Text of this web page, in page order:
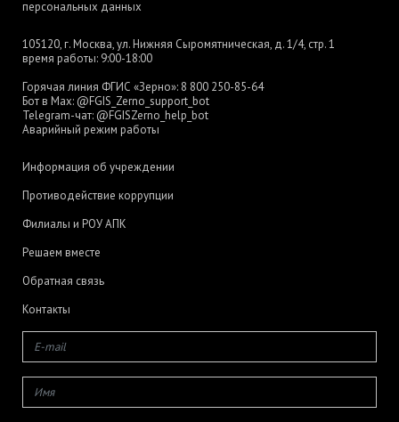
персональных данных
105120, г. Москва, ул. Нижняя Сыромятническая, д. 1/4, стр. 1
время работы: 9:00-18:00
Горячая линия ФГИС «Зерно»: 8 800 250-85-64
Бот в Max: @FGIS_Zerno_support_bot
Telegram-чат: @FGISZerno_help_bot
Аварийный режим работы
Информация об учреждении
Противодействие коррупции
Филиалы и РОУ АПК
Решаем вместе
Обратная связь
Контакты